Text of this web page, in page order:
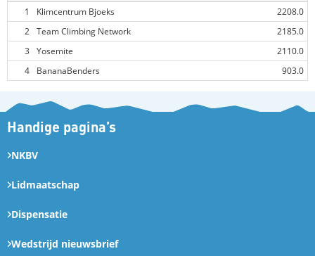
1
Klimcentrum Bjoeks
2208.0
2 Team Climbing Network
2185.0
3
Yosemite
2110.0
4
BananaBenders 903.0
Handige pagina’s
NKBV
Lidmaatschap
Dispensatie
Wedstrijd nieuwsbrief